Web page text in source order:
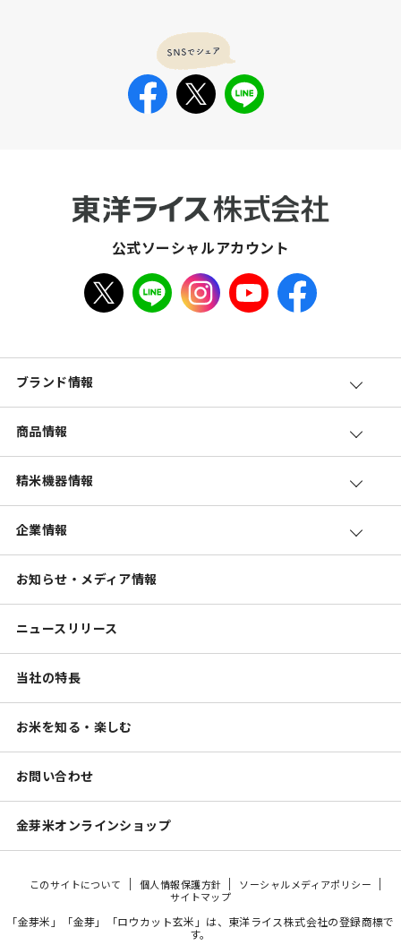
公式ソーシャルアカウント
ブランド情報
商品情報
精米機器情報
企業情報
お知らせ・メディア情報
ニュースリリース
当社の特長
お米を知る・楽しむ
お問い合わせ
金芽米オンラインショップ
このサイトについて 個人情報保護方針
ソーシャルメディアポリシー
サイトマップ
「金芽米」「金芽」「ロウカット玄米」は、東洋ライス株式会社の登録商標で
す。